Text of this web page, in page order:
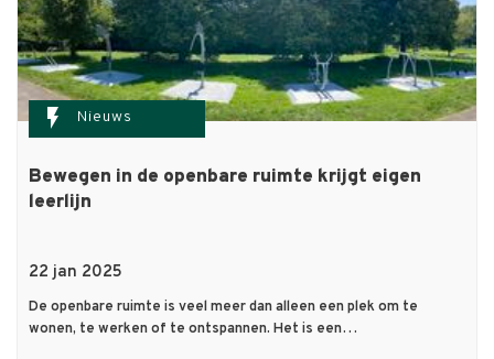
flash_on Nieuws
Bewegen in de openbare ruimte krijgt eigen
leerlijn
22 jan 2025
De openbare ruimte is veel meer dan alleen een plek om te
wonen, te werken of te ontspannen. Het is een…